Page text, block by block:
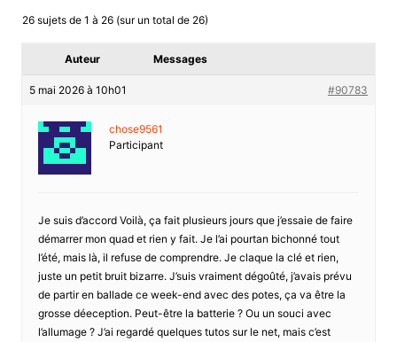
26 sujets de 1 à 26 (sur un total de 26)
Auteur Messages
5 mai 2026 à 10h01 #90783
chose9561
Participant
Je suis d’accord Voilà, ça fait plusieurs jours que j’essaie de faire
démarrer mon quad et rien y fait. Je l’ai pourtan bichonné tout
l’été, mais là, il refuse de comprendre. Je claque la clé et rien,
juste un petit bruit bizarre. J’suis vraiment dégoûté, j’avais prévu
de partir en ballade ce week-end avec des potes, ça va être la
grosse déeception. Peut-être la batterie ? Ou un souci avec
l’allumage ? J’ai regardé quelques tutos sur le net, mais c’est